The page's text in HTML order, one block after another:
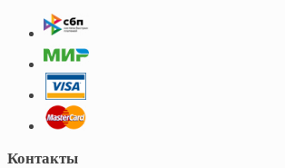
Контакты